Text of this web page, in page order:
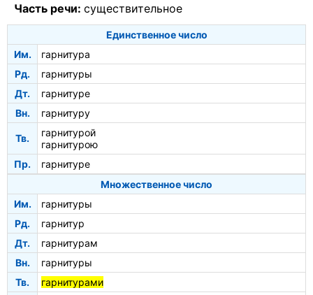
Часть речи: существительное
Единственное число
Им.
гарнитура
Рд.
гарнитуры
Дт.
гарнитуре
Вн.
гарнитуру
Тв.
гарнитурой
гарнитурою
Пр.
гарнитуре
Множественное число
Им.
гарнитуры
Рд.
гарнитур
Дт.
гарнитурам
Вн.
гарнитуры
Тв.
гарнитурами